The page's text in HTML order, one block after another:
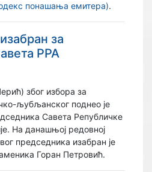
понашања емитера).
за
РРА
због избора за
љубљанског поднео је
Савета Републичке
На данашњој редовној
председника изабран је
Горан Петровић.